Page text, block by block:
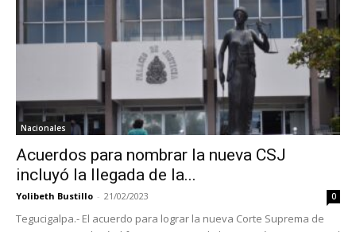
Nacionales
Acuerdos para nombrar la nueva CSJ
incluyó la llegada de la...
Yolibeth Bustillo - 21/02/2023 0
Tegucigalpa.- El acuerdo para lograr la nueva Corte Suprema de